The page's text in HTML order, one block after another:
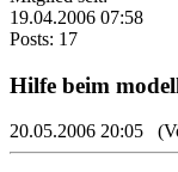
19.04.2006 07:58
Posts: 17
Hilfe beim
20.05.2006 20:05